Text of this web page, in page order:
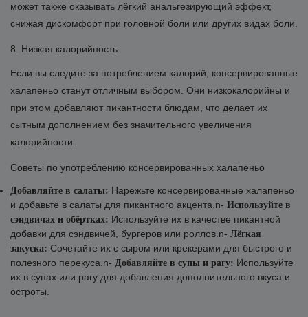
может также оказывать лёгкий анальгезирующий эффект,
снижая дискомфорт при головной боли или других видах боли.
8. Низкая калорийность
Если вы следите за потреблением калорий, консервированные
халапеньо станут отличным выбором. Они низкокалорийны и
при этом добавляют пикантности блюдам, что делает их
сытным дополнением без значительного увеличения
калорийности.
Советы по употреблению консервированных халапеньо
Добавляйте в салаты: Нарежьте консервированные халапеньо
и добавьте в салаты для пикантного акцента.n- Используйте в
сэндвичах и обёртках: Используйте их в качестве пикантной
добавки для сэндвичей, бургеров или роллов.n- Лёгкая
закуска: Сочетайте их с сыром или крекерами для быстрого и
полезного перекуса.n- Добавляйте в супы и рагу: Используйте
их в супах или рагу для добавления дополнительного вкуса и
остроты.